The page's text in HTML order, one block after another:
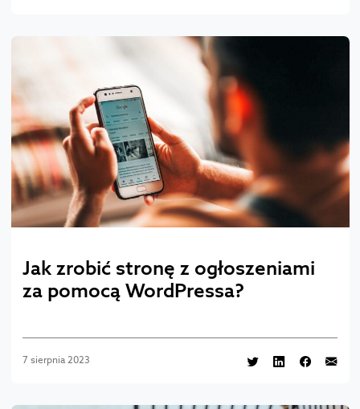
Jak zrobić stronę z ogłoszeniami
za pomocą WordPressa?
7 sierpnia 2023